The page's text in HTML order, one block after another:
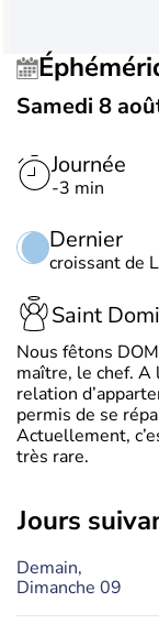
Samedi 8
Journée
-3 min
Dernier
croissant de
Saint
Nous fêtons
maître, le chef. A
relation
permis de se
Actuellement,
très rare.
jours
Demain,
Dimanche 09